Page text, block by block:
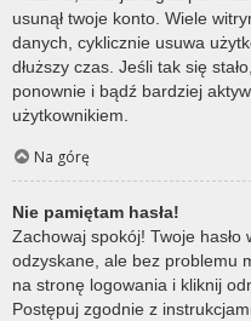
usunął twoje konto. Wiele
danych, cyklicznie usuwa
dłuższy czas. Jeśli tak się
ponownie i bądź bardziej
użytkownikiem.
Na górę
Nie pamiętam hasła!
Zachowaj spokój! Twoje
odzyskane, ale bez problemu
na stronę logowania i kliknij
Postępuj zgodnie z